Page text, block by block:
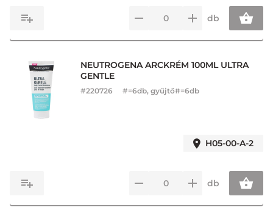
db
NEUTROGENA ARCKRÉM 100ML ULTRA
GENTLE
#220726 #=6db, gyűjtő#=6db
H05-00-A-2
db